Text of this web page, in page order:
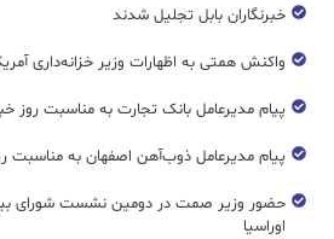
خبرنگاران بابل تجلیل شدند
واکنش همتی به اظهارات وزیر خزانه‌داری
پیام مدیرعامل بانک تجارت به مناسبت روز
پیام مدیرعامل ذوب‌آهن اصفهان به مناسبت
حضور وزیر صمت در دومین نشست شورای
اوراسیا